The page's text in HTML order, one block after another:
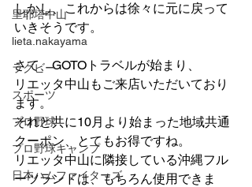
里耶塔中山
lieta.nakayama
ラグビー
スポーツ
プロ野球
プロ野球キャンプ
日本ハムファイターズ
しかし、これからは徐々に元に戻って
いきそうです。
さて、GOTOトラベルが始まり、
リエッタ中山もご来店いただいており
ます。
それと共に10月より始まった地域共通
クーポン、とてもお得ですね。
リエッタ中山に隣接している沖縄フル
ーツランドは、もちろん使用できま